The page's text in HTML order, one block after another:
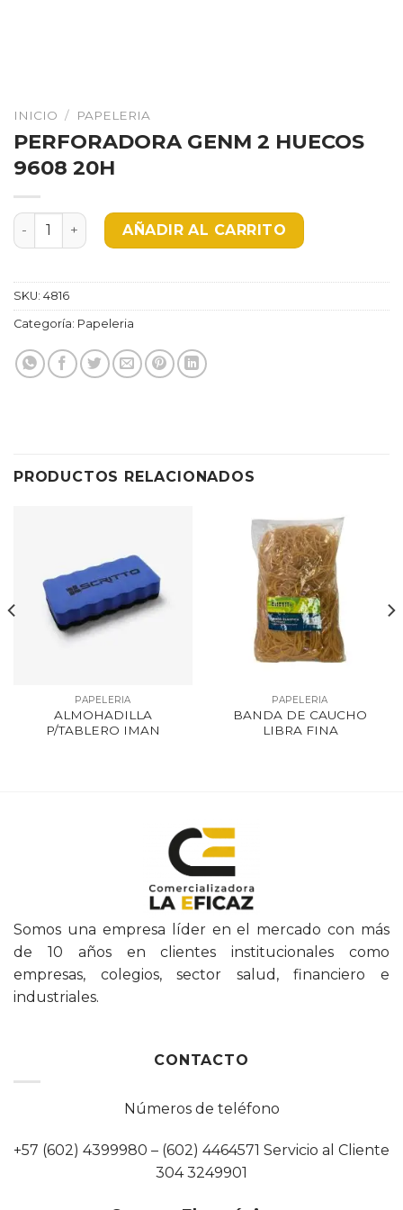
INICIO / PAPELERIA
PERFORADORA GENM 2 HUECOS
9608 20H
PERFORADORA GENM 2 HUECOS 9608 20H cantidad
AÑADIR AL CARRITO
SKU: 4816
Categoría: Papeleria
PRODUCTOS RELACIONADOS
PAPELERIA
ALMOHADILLA
P/TABLERO IMAN
PAPELERIA
BANDA DE CAUCHO
LIBRA FINA
Somos una empresa líder en el mercado con más
de 10 años en clientes institucionales como
empresas, colegios, sector salud, financiero e
industriales.
CONTACTO
Números de teléfono
+57 (602) 4399980 – (602) 4464571 Servicio al Cliente
304 3249901